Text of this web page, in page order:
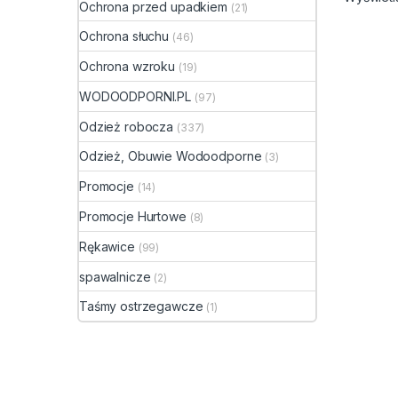
EN-
Ochrona przed upadkiem (21)
Ochrona słuchu (46)
Ochrona wzroku (19)
WODOODPORNI.PL (97)
Odzież robocza (337)
Odzież, Obuwie Wodoodporne (3)
Promocje (14)
Promocje Hurtowe (8)
Rękawice (99)
spawalnicze (2)
Taśmy ostrzegawcze (1)